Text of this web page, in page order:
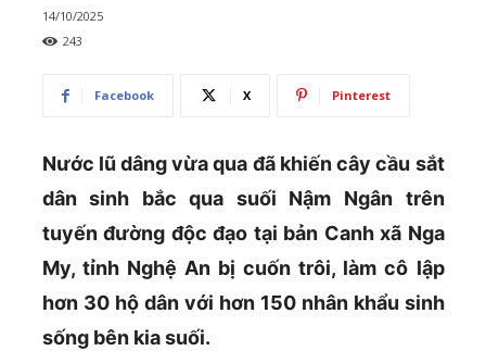
14/10/2025
243
Facebook X Pinterest
Nước lũ dâng vừa qua đã khiến cây cầu sắt
dân sinh bắc qua suối Nậm Ngân trên
tuyến đường độc đạo tại bản Canh xã Nga
My, tỉnh Nghệ An bị cuốn trôi, làm cô lập
hơn 30 hộ dân với hơn 150 nhân khẩu sinh
sống bên kia suối.